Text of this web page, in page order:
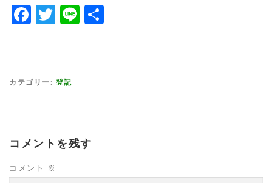
Facebook
Twitter
Line
カテゴリー: 登記
コメントを残す
コメント ※